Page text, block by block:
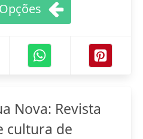
Nova: Revista
cultura de